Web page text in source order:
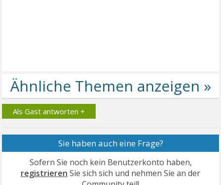
Als Gast antworten +
Sie haben auch eine Frage?
Sofern Sie noch kein Benutzerkonto haben,
registrieren Sie sich sich und nehmen Sie an der